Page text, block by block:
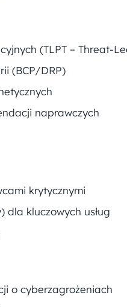
(TLPT – Threat-
(BCP/DRP)
naprawczych
krytycznymi
kluczowych usług
o cyberzagrożeniach